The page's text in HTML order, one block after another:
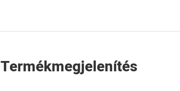
Termékmegjelenítés